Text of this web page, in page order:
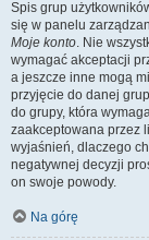
Spis grup
się w panelu
Moje konto. Nie
wymagać akceptacji
a jeszcze inne mogą
przyjęcie do danej
do grupy, która
zaakceptowana przez
wyjaśnień, dlaczego
negatywnej decyzji
on swoje powody.
Na górę